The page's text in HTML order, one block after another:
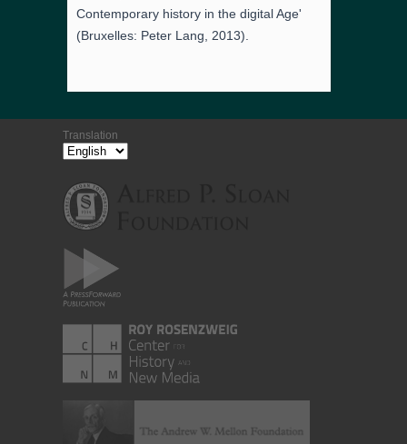
Contemporary history in the digital Age'
(Bruxelles: Peter Lang, 2013).
Translation